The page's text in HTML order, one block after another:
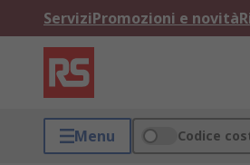
ServiziPromozioni e novità
Menu Codice